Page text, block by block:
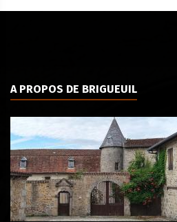
A PROPOS DE BRIGUEUIL